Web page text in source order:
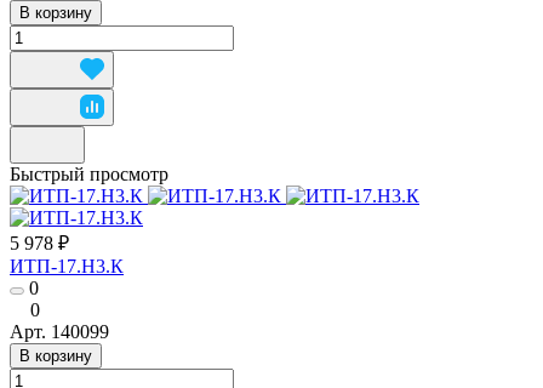
В корзину
Быстрый просмотр
5 978 ₽
ИТП-17.Н3.К
0
0
Арт. 140099
В корзину